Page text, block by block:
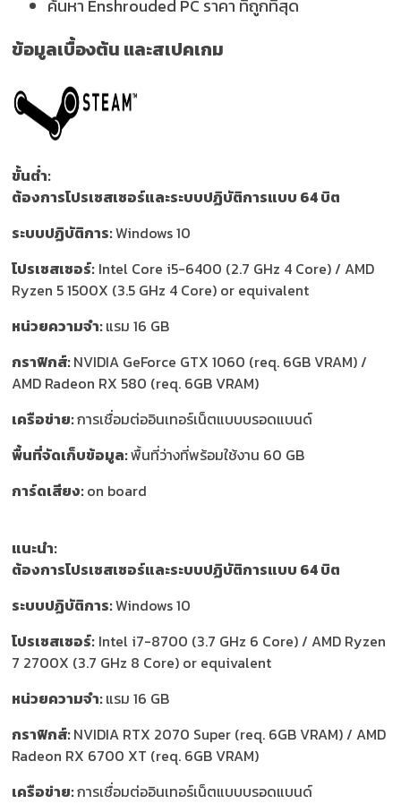
ค้นหา Enshrouded PC ราคา ที่ถูกที่สุด
ข้อมูลเบื้องต้น และสเปคเกม
ขั้นต่ำ:
ต้องการโปรเซสเซอร์และระบบปฏิบัติการแบบ 64 บิต
ระบบปฏิบัติการ:Windows 10
โปรเซสเซอร์: Intel Core i5-6400 (2.7 GHz 4 Core) / AMD
Ryzen 5 1500X (3.5 GHz 4 Core) or equivalent
หน่วยความจำ:แรม 16 GB
กราฟิกส์:NVIDIA GeForce GTX 1060 (req. 6GB VRAM) /
AMD Radeon RX 580 (req. 6GB VRAM)
เครือข่าย:การเชื่อมต่ออินเทอร์เน็ตแบบบรอดแบนด์
พื้นที่จัดเก็บข้อมูล:พื้นที่ว่างที่พร้อมใช้งาน 60 GB
การ์ดเสียง:on board
แนะนำ:
ต้องการโปรเซสเซอร์และระบบปฏิบัติการแบบ 64 บิต
ระบบปฏิบัติการ:Windows 10
โปรเซสเซอร์: Intel i7-8700 (3.7 GHz 6 Core) / AMD Ryzen
7 2700X (3.7 GHz 8 Core) or equivalent
หน่วยความจำ:แรม 16 GB
กราฟิกส์:NVIDIA RTX 2070 Super (req. 6GB VRAM) / AMD
Radeon RX 6700 XT (req. 6GB VRAM)
เครือข่าย:การเชื่อมต่ออินเทอร์เน็ตแบบบรอดแบนด์